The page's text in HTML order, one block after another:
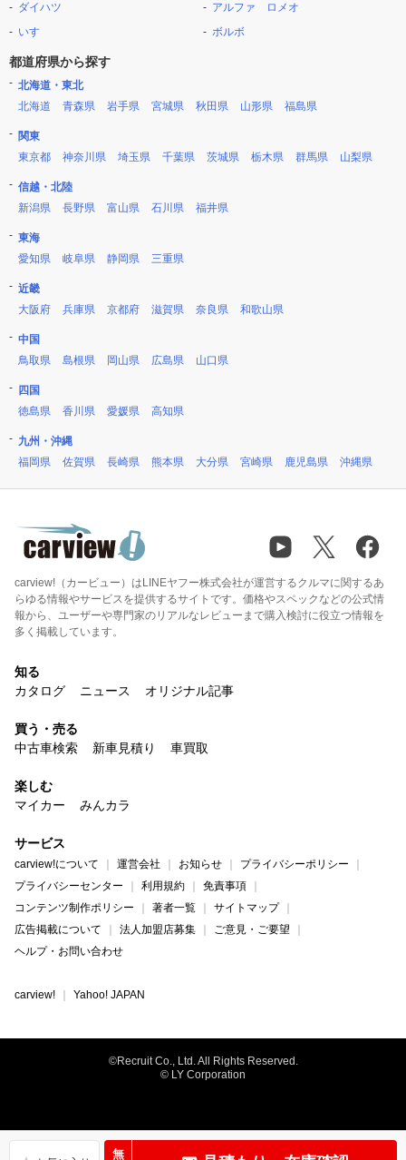
無
ダイハツ
いすゞ
アルファ ロメオ
ボルボ
都道府県から探す
北海道・東北
北海道
青森県 岩手県 宮城県 秋田県 山形県 福島県
関東
東京都
神奈川県 埼玉県 千葉県 茨城県 栃木県 群馬県 山梨県
信越・北陸
新潟県
長野県 富山県 石川県 福井県
東海
愛知県
岐阜県 静岡県 三重県
近畿
大阪府
兵庫県 京都府 滋賀県 奈良県 和歌山県
中国
鳥取県
島根県 岡山県 広島県 山口県
四国
徳島県
香川県 愛媛県 高知県
九州・沖縄
福岡県
佐賀県 長崎県 熊本県 大分県 宮崎県 鹿児島県 沖縄県
carview!（カービュー）はLINEヤフー株式会社が運営するクルマに関するあ
らゆる情報やサービスを提供するサイトです。価格やスペックなどの公式情
報から、ユーザーや専門家のリアルなレビューまで購入検討に役立つ情報を
多く掲載しています。
知る
カタログ
ニュース オリジナル記事
買う・売る
中古車検索
新車見積り 車買取
楽しむ
マイカー
みんカラ
サービス
carview!について 運営会社 お知らせ
プライバシーポリシー
プライバシーセンター
利用規約
免責事項
コンテンツ制作ポリシー
著者一覧
サイトマップ
広告掲載について
法人加盟店募集
ご意見・ご要望
ヘルプ・お問い合わせ
carview! Yahoo! JAPAN
©Recruit Co., Ltd. All Rights Reserved.
© LY Corporation